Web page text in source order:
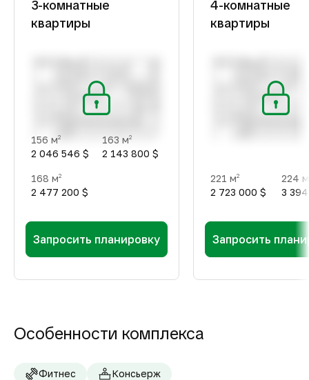
3-комнатные
квартиры
156 м2
2 046 546 $
163 м2
2 143 800 $
168 м2
2 477 200 $
Запросить планировку
4-комнатные
квартиры
221 м2
2 723 000 $
224 м
3
Запросить
Особенности комплекса
Фитнес
Консьерж